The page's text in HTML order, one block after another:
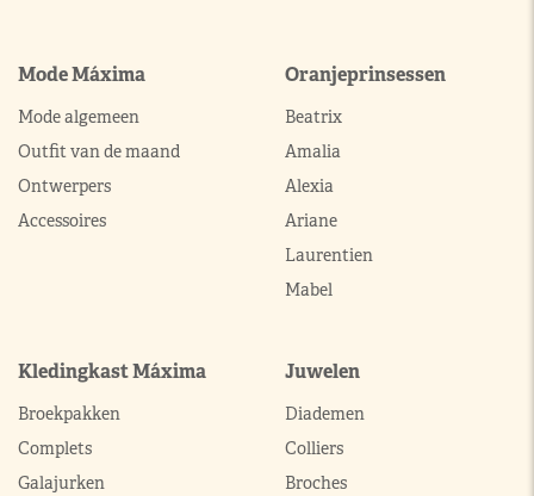
Mode Máxima
Mode algemeen
Outfit van de maand
Ontwerpers
Accessoires
Oranjeprinsessen
Beatrix
Amalia
Alexia
Ariane
Laurentien
Mabel
Kledingkast Máxima
Broekpakken
Complets
Galajurken
Juwelen
Diademen
Colliers
Broches